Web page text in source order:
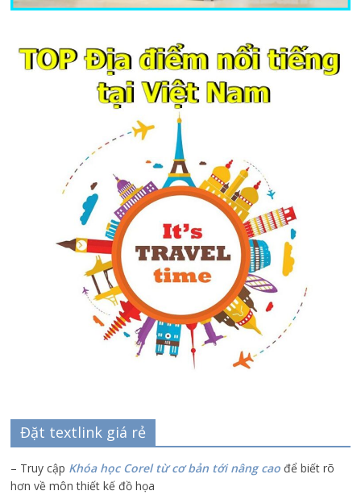
Đặt textlink giá rẻ
– Truy cập Khóa học Corel từ cơ bản tới nâng cao để biết rõ
hơn về môn thiết kế đồ họa